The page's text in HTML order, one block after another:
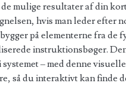
mulige resultater af din
hvis man leder efter
på elementerne fra de
instruktionsbøger.
– med denne
så du interaktivt kan finde